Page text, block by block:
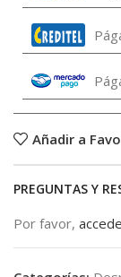
Añadir a
PREGUNTAS Y
Por favor, accede